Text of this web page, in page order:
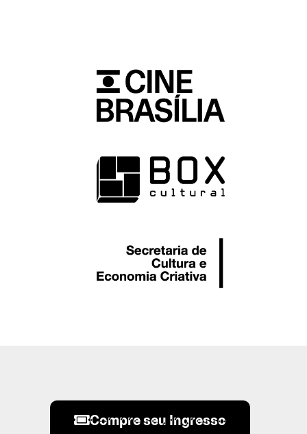
Compre seu Ingresso